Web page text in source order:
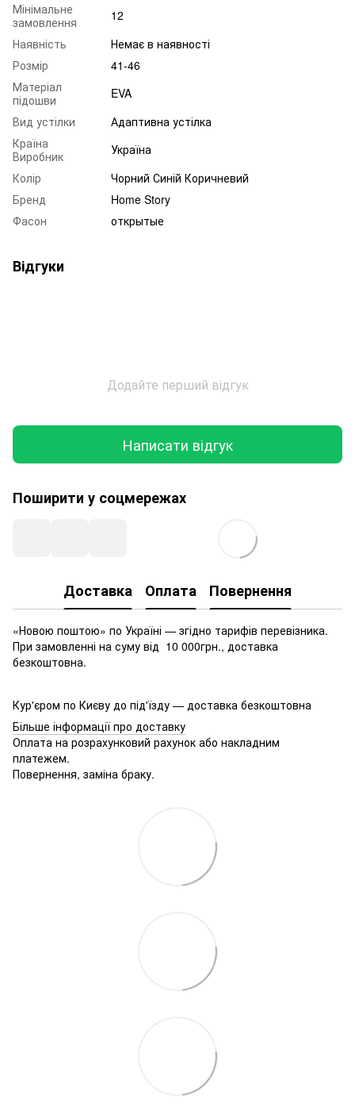
Мінімальне
замовлення
12
Наявність
Немає в наявності
Розмір
41-46
Матеріал
підошви
EVA
Вид устілки
Адаптивна устілка
Країна
Виробник
Україна
Колір
Чорний Синій Коричневий
Бренд
Home Story
Фасон
открытые
Відгуки
Додайте перший відгук
Написати відгук
Поширити у соцмережах
Доставка Оплата Повернення
«Новою поштою» по Україні — згідно тарифів перевізника.
При замовленні на суму від 10 000грн., доставка
безкоштовна.
Кур'єром по Києву до під'їзду — доставка безкоштовна
Більше інформації про доставку
Оплата на розрахунковий рахунок або накладним
платежем.
Повернення, заміна браку.